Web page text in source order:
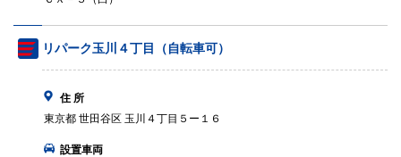
リパーク玉川４丁目（自転車可）
住 所
東京都 世田谷区 玉川４丁目５ー１６
設置車両